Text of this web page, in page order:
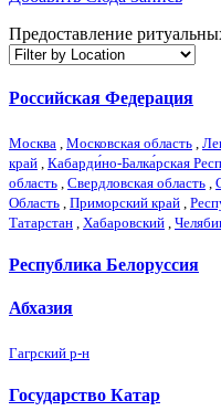
Предоставление
Российская Федерация
Москва Московская область
край Кабарди́но-Балка́рская
область Свердловская область
Область Приморский край
Татарстан Хабаровский
Республика Белоруссия
Абхазия
Гагрский р-н
Государство Катар